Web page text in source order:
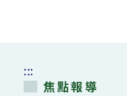
:::
焦點報導